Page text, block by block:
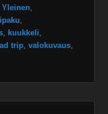
,Yleinen
kuukkeli
trip ,valokuvaus